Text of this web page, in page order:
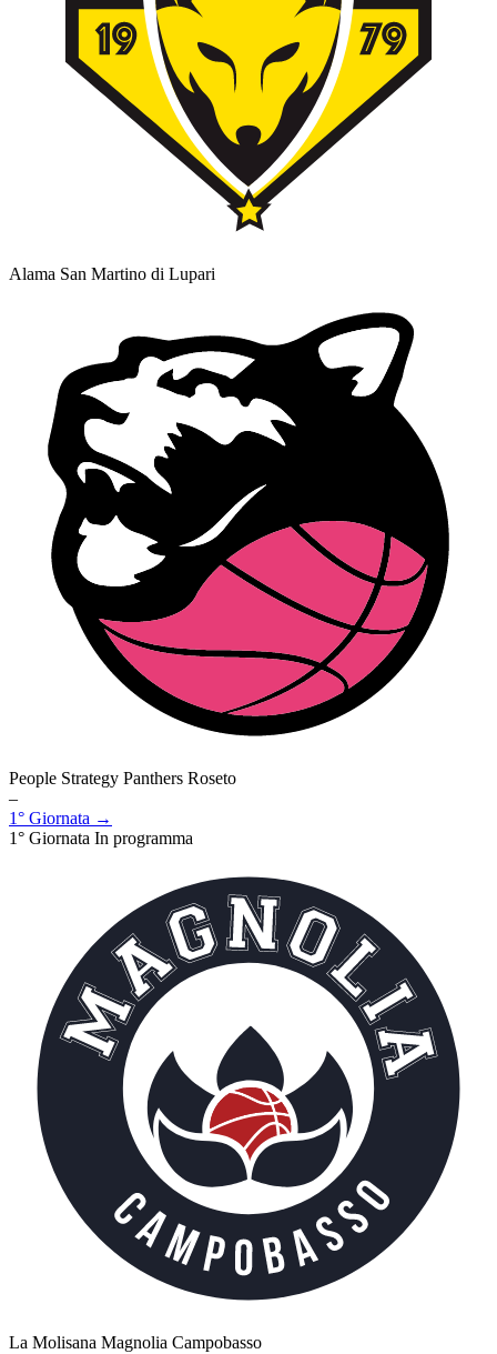
Alama San Martino di Lupari
People Strategy Panthers Roseto
–
1° Giornata →
1° Giornata In programma
La Molisana Magnolia Campobasso